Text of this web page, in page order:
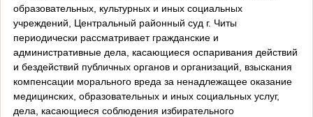
образовательных, культурных и иных социальных
учреждений, Центральный районный суд г. Читы
периодически рассматривает гражданские и
административные дела, касающиеся оспаривания действий
и бездействий публичных органов и организаций, взыскания
компенсации морального вреда за ненадлежащее оказание
медицинских, образовательных и иных социальных услуг,
дела, касающиеся соблюдения избирательного